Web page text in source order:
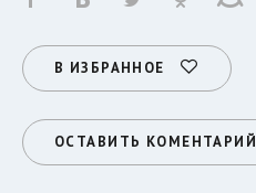
В ИЗБРАННОЕ
ОСТАВИТЬ КОМЕНТАРИЙ